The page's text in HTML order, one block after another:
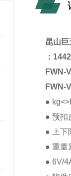
昆山
：
FWN-
FWN-
●
● 预扣
● 上下
● 重量
● 6V/